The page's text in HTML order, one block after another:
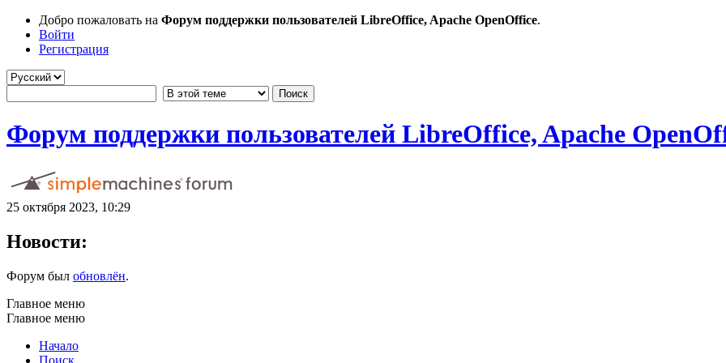
Добро пожаловать на Форум поддержки пользователей LibreOffice, Apache OpenOffice.
Войти
Регистрация
Форум поддержки пользователей LibreOffice, Apache
25 октября 2023, 10:29
Новости:
Форум был обновлён.
Главное меню
Главное меню
Начало
Поиск